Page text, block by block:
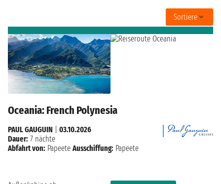
Sortiere
Oceania: French Polynesia
PAUL GAUGUIN
03.10.2026
Dauer: 7 nächte
Abfahrt von: Papeete Ausschiffung: Papeete